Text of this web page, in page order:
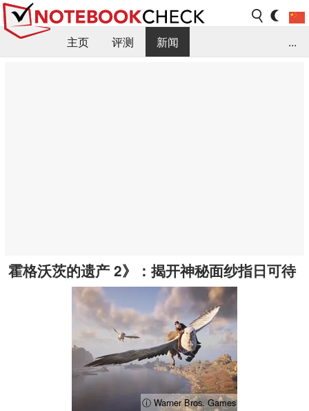
主页 评测
新闻
...
霍格沃茨的遗产 2》：揭开神秘面纱指日可待
ⓘ Warner Bros. Games